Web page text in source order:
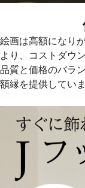
絵画は高額になり
より、コストダウ
品質と価格のバラ
額縁を提供していま